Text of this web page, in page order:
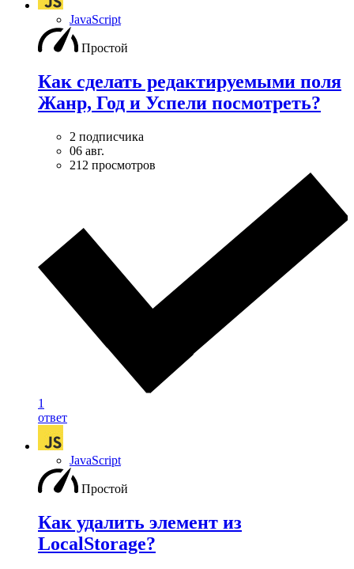
JavaScript
Простой
Как сделать редактируемыми поля
Жанр, Год и Успели посмотреть?
2 подписчика
06 авг.
212 просмотров
1
ответ
JavaScript
Простой
Как удалить элемент из
LocalStorage?